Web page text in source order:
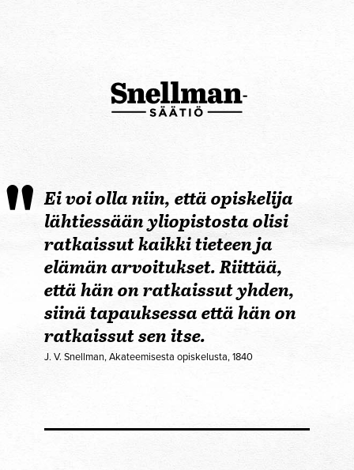
Ei voi olla niin, että opiskelija
lähtiessään yliopistosta olisi
ratkaissut kaikki tieteen ja
elämän arvoitukset. Riittää,
että hän on ratkaissut yhden,
siinä tapauksessa että hän on
ratkaissut sen itse.
J. V. Snellman, Akateemisesta opiskelusta, 1840